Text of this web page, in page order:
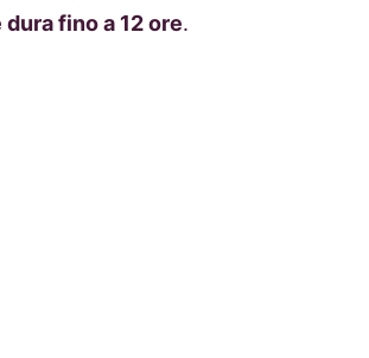
fino a 12 ore.